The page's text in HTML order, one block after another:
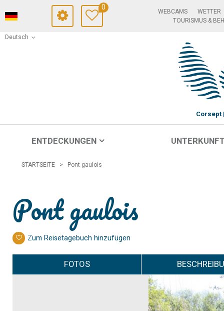
Deutsch
0 WEBCAMS
WETTER
TOURISMUS &
Corsept
ENTDECKUNGEN
STARTSEITE > Pont gaulois
Pont gaulois
Zum Reisetagebuch hinzufügen
FOTOS